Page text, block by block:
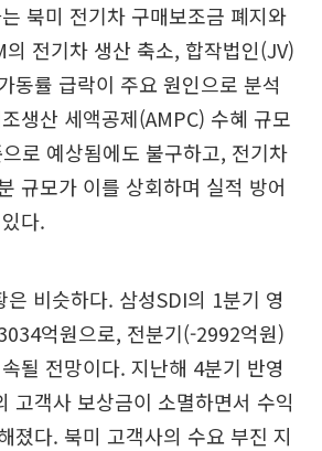
북미 전기차 구매보조금 폐지와
전기차 생산 축소, 합작법인(JV)
동률 급락이 주요 원인으로 분석
생산 세액공제(AMPC) 수혜 규모
로 예상됨에도 불구하고, 전기차
규모가 이를 상회하며 실적 방어
다.
은 비슷하다. 삼성SDI의 1분기 영
억원으로, 전분기(-2992억원)
될 전망이다. 지난해 4분기 반영
고객사 보상금이 소멸하면서 수익
졌다. 북미 고객사의 수요 부진 지